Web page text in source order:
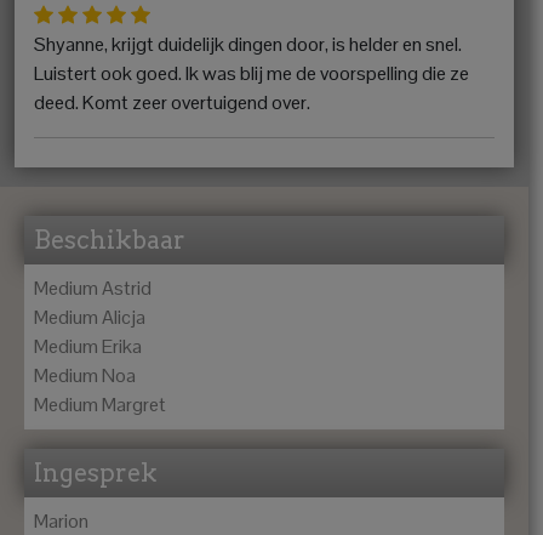
Shyanne, krijgt duidelijk dingen door, is helder en snel.
Luistert ook goed. Ik was blij me de voorspelling die ze
deed. Komt zeer overtuigend over.
Beschikbaar
Medium Astrid
Medium Alicja
Medium Erika
Medium Noa
Medium Margret
Ingesprek
Marion